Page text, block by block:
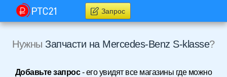
Запрос
Нужны Запчасти на Mercedes-Benz S-klasse?
Добавьте запрос- его увидят все магазины где можно